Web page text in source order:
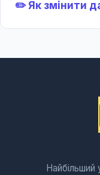
✏️ Як змінити
Найбільший